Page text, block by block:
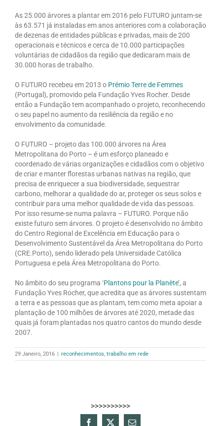
As 25.000 árvores a plantar em 2016 pelo FUTURO juntam-se
às 63.571 já instaladas em anos anteriores com a colaboração
de dezenas de entidades públicas e privadas, mais de 200
operacionais e técnicos e cerca de 10.000 participações
voluntárias de cidadãos da região que dedicaram mais de
30.000 horas de trabalho.
O FUTURO recebeu em 2013 o Prémio Terre de Femmes
(Portugal), promovido pela Fundação Yves Rocher. Desde
então a Fundação tem acompanhado o projeto, reconhecendo
o seu papel no aumento da resiliência da região e no
envolvimento da comunidade.
O FUTURO – projeto das 100.000 árvores na Área
Metropolitana do Porto – é um esforço planeado e
coordenado de várias organizações e cidadãos com o objetivo
de criar e manter florestas urbanas nativas na região, que
precisa de enriquecer a sua biodiversidade, sequestrar
carbono, melhorar a qualidade do ar, proteger os seus solos e
contribuir para uma melhor qualidade de vida das pessoas.
Por isso resume-se numa palavra – FUTURO. Porque não
existe futuro sem árvores. O projeto é desenvolvido no âmbito
do Centro Regional de Excelência em Educação para o
Desenvolvimento Sustentável da Área Metropolitana do Porto
(CRE.Porto), sendo liderado pela Universidade Católica
Portuguesa e pela Área Metropolitana do Porto.
No âmbito do seu programa ‘Plantons pour la Planète’, a
Fundação Yves Rocher, que acredita que as árvores sustentam
a terra e as pessoas que as plantam, tem como meta apoiar a
plantação de 100 milhões de árvores até 2020, metade das
quais já foram plantadas nos quatro cantos do mundo desde
2007.
29 Janeiro, 2016 | reconhecimentos, trabalho em rede
>>>>>>>>>>